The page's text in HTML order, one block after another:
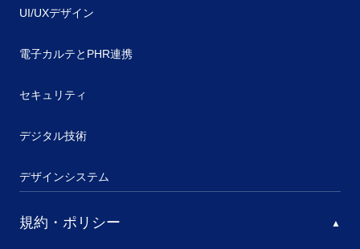
UI/UXデザイン
電子カルテとPHR連携
セキュリティ
デジタル技術
デザインシステム
規約・ポリシー